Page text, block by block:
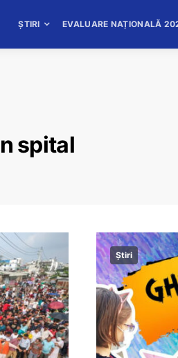
ȘTIRI EVALUARE NAȚIONALĂ
spital
Știri